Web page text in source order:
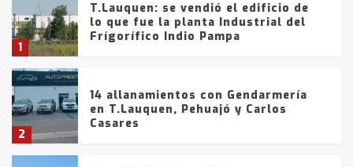
1
T.Lauquen: se vendió el edificio de
lo que fue la planta Industrial del
Frígorífico Indio Pampa
2
14 allanamientos con Gendarmería
en T.Lauquen, Pehuajó y Carlos
Casares